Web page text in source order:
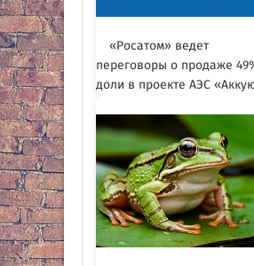
«Росатом» ведет
переговоры о продаже
доли в проекте АЭС